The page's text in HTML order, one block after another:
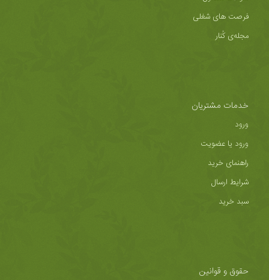
فرصت های شغلی
مجله‌ی کُنار
خدمات مشتریان
ورود
ورود یا عضویت
راهنمای خرید
شرایط ارسال
سبد خرید
حقوق و قوانین